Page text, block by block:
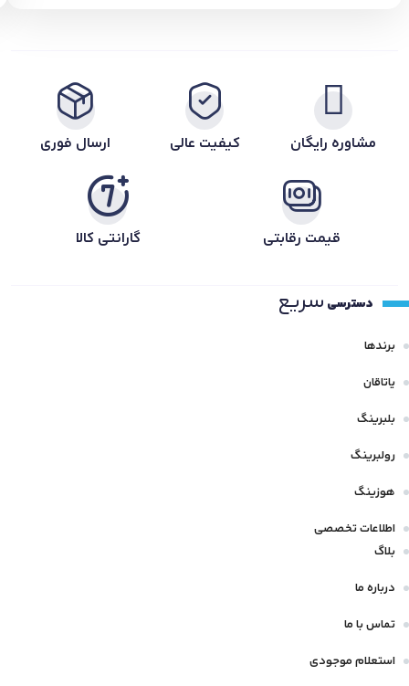
مشاوره رایگان کیفیت عالی ارسال فوری
قیمت رقابتی گارانتی کالا
دسترسی سریع
برندها
یاتاقان
بلبرینگ
رولبرینگ
هوزینگ
اطلاعات تخصصی
بلاگ
درباره ما
تماس با ما
استعلام موجودی